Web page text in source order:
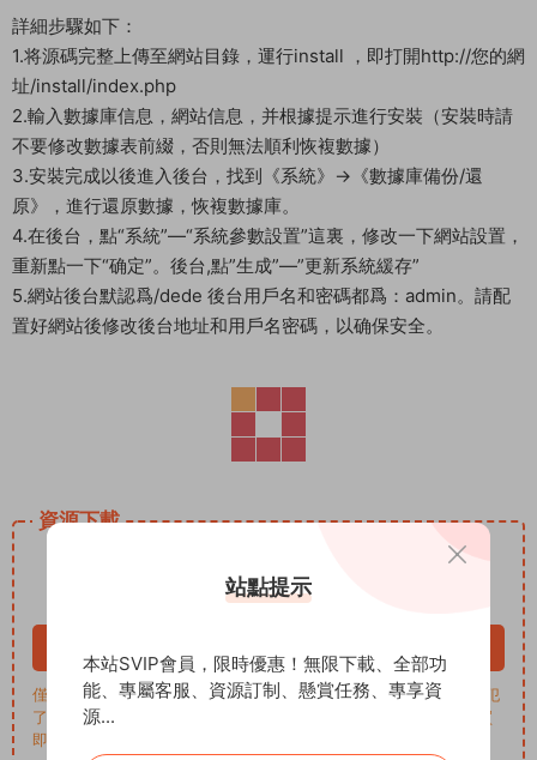
詳細步驟如下：
1.将源碼完整上傳至網站目錄，運行install ，即打開http://您的網
址/install/index.php
2.輸入數據庫信息，網站信息，并根據提示進行安裝（安裝時請
不要修改數據表前綴，否則無法順利恢複數據）
3.安裝完成以後進入後台，找到《系統》->《數據庫備份/還
原》，進行還原數據，恢複數據庫。
4.在後台，點“系統”—“系統參數設置”這裏，修改一下網站設置，
重新點一下“确定”。後台,點”生成”—”更新系統緩存”
5.網站後台默認爲/dede 後台用戶名和密碼都爲：admin。請配
置好網站後修改後台地址和用戶名密碼，以确保安全。
資源下載
VIP 8折、終身VIP免費
僅學習交流，商用請買正版，一切後果由下載用戶自行承擔。若侵犯
了您的權益，請來信通知Email: support@addprofans.com。購買
即默認同意
站點提示
本站SVIP會員，限時優惠！無限下載、全部功
能、專屬客服、資源訂制、懸賞任務、專享資
源...